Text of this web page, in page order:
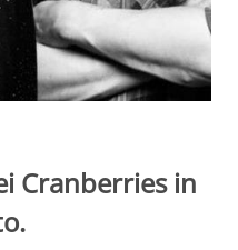
Cranberries in